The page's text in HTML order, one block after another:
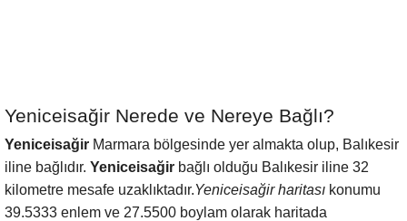
Yeniceisağir Nerede ve Nereye Bağlı?
Yeniceisağir Marmara bölgesinde yer almakta olup, Balıkesir
iline bağlıdır. Yeniceisağir bağlı olduğu Balıkesir iline 32
kilometre mesafe uzaklıktadır.Yeniceisağir haritası konumu
39.5333 enlem ve 27.5500 boylam olarak haritada